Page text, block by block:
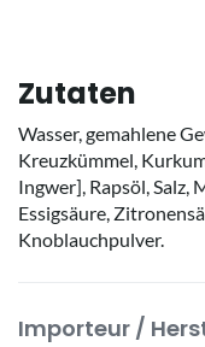
Zutaten
Wasser, gemahlene
Kreuzkümmel,
Ingwer], Rapsöl, Salz,
Essigsäure,
Knoblauchpulver.
Importeur /